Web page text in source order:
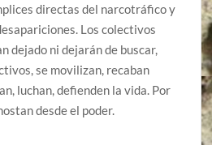
directas del narcotráfico y
Los colectivos
dejado ni dejarán de buscar,
se movilizan, recaban
luchan, defienden la vida. Por
desde el poder.